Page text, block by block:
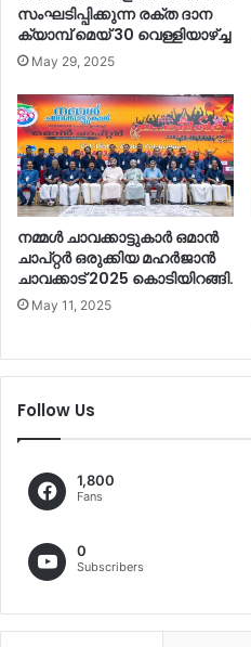
സംഘടിപ്പിക്കുന്ന രക്ത ദാന
ക്യാമ്പ് മെയ്‌ 30 വെള്ളിയാഴ്ച്ച
May 29, 2025
നമ്മൾ ചാവക്കാട്ടുകാർ ഒമാൻ
ചാപ്റ്റർ ഒരുക്കിയ മഹർജാൻ
ചാവക്കാട് 2025 കൊടിയിറങ്ങി.
May 11, 2025
Follow Us
1,800
Fans
0
Subscribers